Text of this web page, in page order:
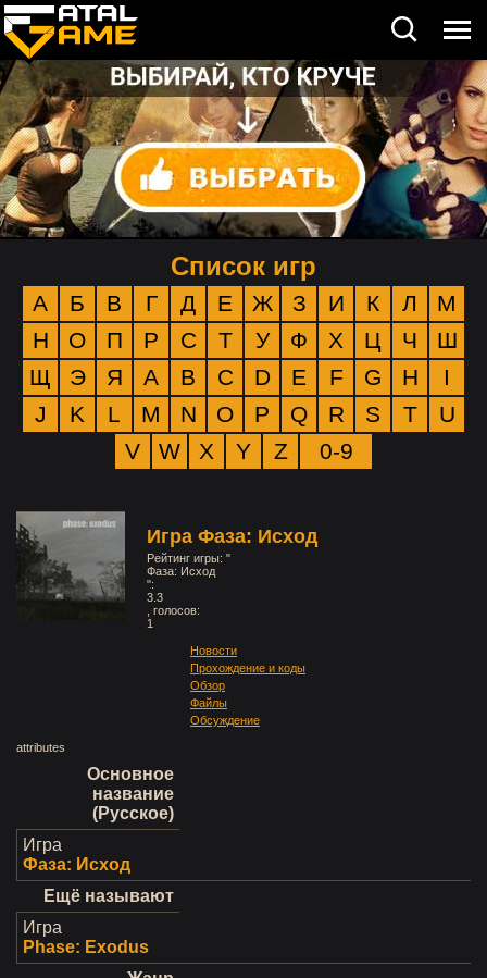
Список игр
А Б В Г Д Е Ж З И К Л
М
Н
О П Р С Т У Ф Х Ц Ч
Ш
Щ
Э Я A B C D E F G H
I
J
K L M N O P Q R S T
U
V
W X Y Z 0-9
Игра Фаза: Исход
Рейтинг игры: "
Фаза: Исход
":
3.3
, голосов:
1
Новости
Прохождение и коды
Обзор
Файлы
Обсуждение
attributes
Основное
название
(Русское)
Игра
Фаза: Исход
Ещё называют
Игра
Phase: Exodus